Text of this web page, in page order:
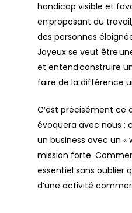
handicap visible et
en proposant du
des personnes
Joyeux se veut être
et entend construire
faire de la différence
C’est précisément ce
évoquera avec nous :
un business avec un «
mission forte.
essentiel sans oublier
d’une activité